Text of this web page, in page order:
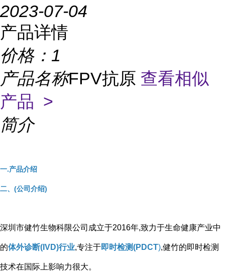
2023-07-04
产品详情
价格： 1
产品名称FPV抗原 查看相似
产品 >
简介
一.产品介绍
二、(公司介绍)
深圳市健竹生物科限公司成立于2016年,致力于生命健康产业中
的体外诊断(IVD)行业,专注于即时检测(PDCT),健竹的即时检测
技术在国际上影响力很大。